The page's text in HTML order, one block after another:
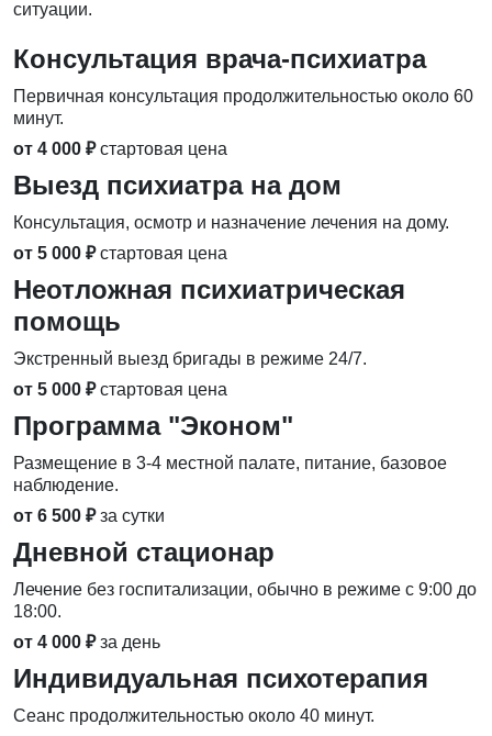
ситуации.
Консультация врача-психиатра
Первичная консультация продолжительностью около 60
минут.
от 4 000 ₽ стартовая цена
Выезд психиатра на дом
Консультация, осмотр и назначение лечения на дому.
от 5 000 ₽ стартовая цена
Неотложная психиатрическая
помощь
Экстренный выезд бригады в режиме 24/7.
от 5 000 ₽ стартовая цена
Программа "Эконом"
Размещение в 3-4 местной палате, питание, базовое
наблюдение.
от 6 500 ₽ за сутки
Дневной стационар
Лечение без госпитализации, обычно в режиме с 9:00 до
18:00.
от 4 000 ₽ за день
Индивидуальная психотерапия
Сеанс продолжительностью около 40 минут.